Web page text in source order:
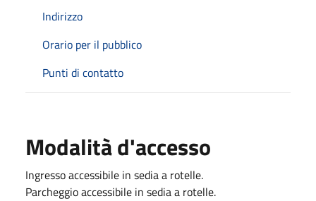
Indirizzo
Orario per il pubblico
Punti di contatto
Modalità d'accesso
Ingresso accessibile in sedia a rotelle.
Parcheggio accessibile in sedia a rotelle.